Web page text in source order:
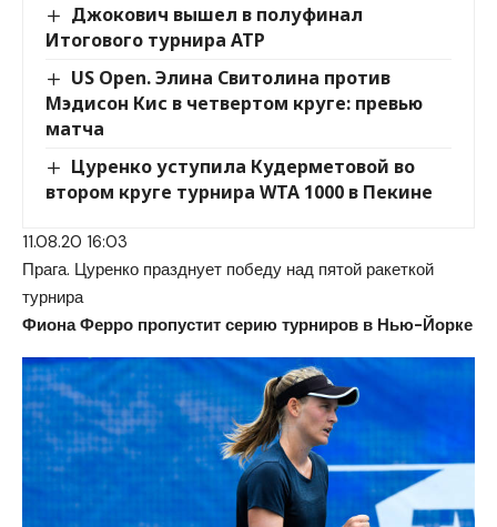
Джокович вышел в полуфинал
Итогового турнира ATP
US Open. Элина Свитолина против
Мэдисон Кис в четвертом круге: превью
матча
Цуренко уступила Кудерметовой во
втором круге турнира WTA 1000 в Пекине
11.08.20 16:03
Прага. Цуренко празднует победу над пятой ракеткой
турнира
Фиона Ферро пропустит серию турниров в Нью-Йорке